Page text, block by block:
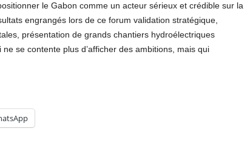
le Gabon comme un acteur sérieux et crédible sur la
engrangés lors de ce forum validation stratégique,
présentation de grands chantiers hydroélectriques
se contente plus d’afficher des ambitions, mais qui